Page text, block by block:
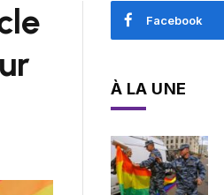
Facebook
À LA UNE